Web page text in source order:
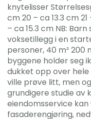
knytelisser
cm 20 – ca 13.3 cm
– ca 15.3 cm NB:
voksetillegg i en
personer, 40 m² 200
byggene holder seg
dukket opp over
ville prøve litt, men
grundigere studie av
eiendomsservice kan
fasaderengjøring,